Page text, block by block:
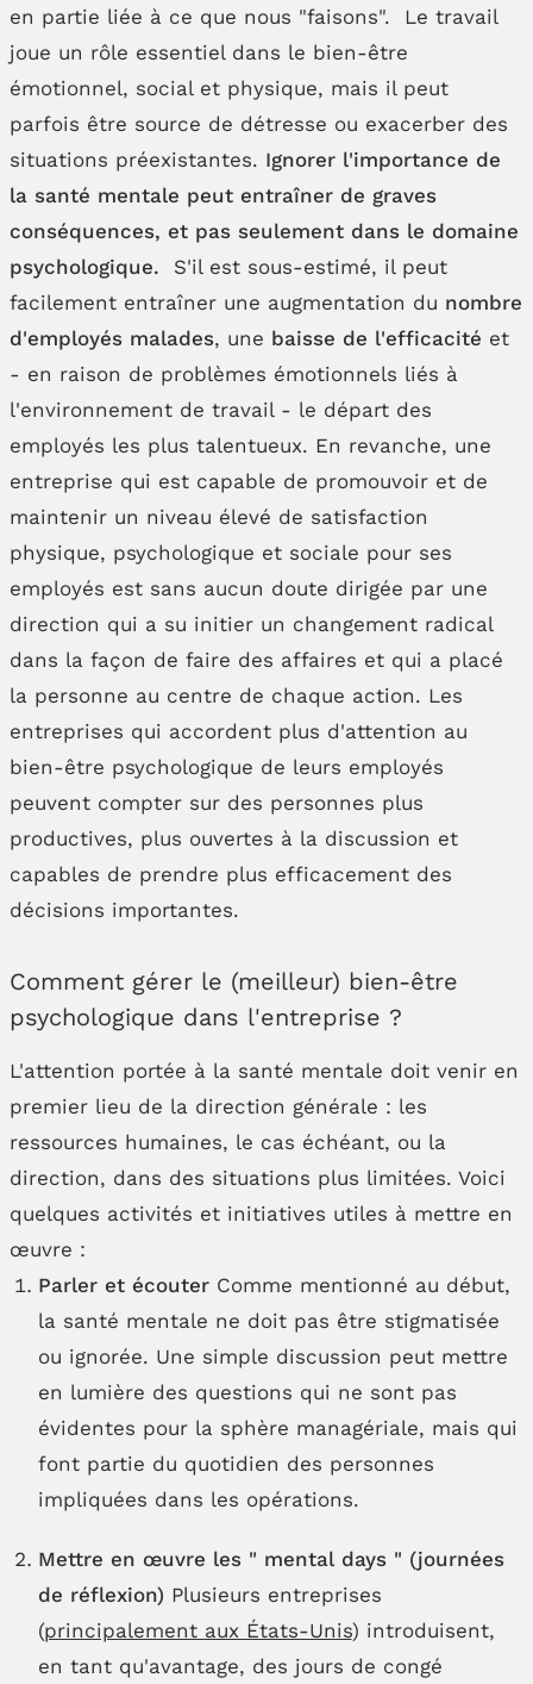
en partie liée à ce que nous "faisons". Le travail
joue un rôle essentiel dans le bien-être
émotionnel, social et physique, mais il peut
parfois être source de détresse ou exacerber des
situations préexistantes. Ignorer l'importance de
la santé mentale peut entraîner de graves
conséquences, et pas seulement dans le domaine
psychologique. S'il est sous-estimé, il peut
facilement entraîner une augmentation du nombre
d'employés malades, une baisse de l'efficacité et
- en raison de problèmes émotionnels liés à
l'environnement de travail - le départ des
employés les plus talentueux. En revanche, une
entreprise qui est capable de promouvoir et de
maintenir un niveau élevé de satisfaction
physique, psychologique et sociale pour ses
employés est sans aucun doute dirigée par une
direction qui a su initier un changement radical
dans la façon de faire des affaires et qui a placé
la personne au centre de chaque action. Les
entreprises qui accordent plus d'attention au
bien-être psychologique de leurs employés
peuvent compter sur des personnes plus
productives, plus ouvertes à la discussion et
capables de prendre plus efficacement des
décisions importantes.
Comment gérer le (meilleur) bien-être
psychologique dans l'entreprise ?
L'attention portée à la santé mentale doit venir en
premier lieu de la direction générale : les
ressources humaines, le cas échéant, ou la
direction, dans des situations plus limitées. Voici
quelques activités et initiatives utiles à mettre en
œuvre :
Parler et écouter Comme mentionné au début,
la santé mentale ne doit pas être stigmatisée
ou ignorée. Une simple discussion peut mettre
en lumière des questions qui ne sont pas
évidentes pour la sphère managériale, mais qui
font partie du quotidien des personnes
impliquées dans les opérations.
Mettre en œuvre les " mental days " (journées
de réflexion) Plusieurs entreprises
(principalement aux États-Unis) introduisent,
en tant qu'avantage, des jours de congé